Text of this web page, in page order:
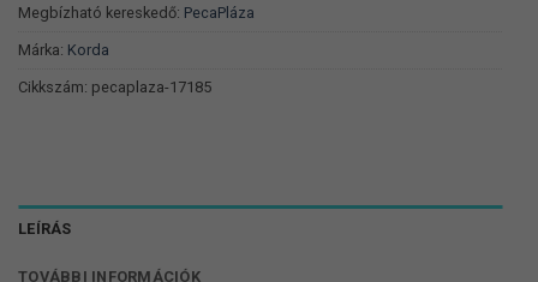
Megbízható kereskedő: PecaPláza
Márka: Korda
Cikkszám: pecaplaza-17185
LEÍRÁS
TOVÁBBI INFORMÁCIÓK